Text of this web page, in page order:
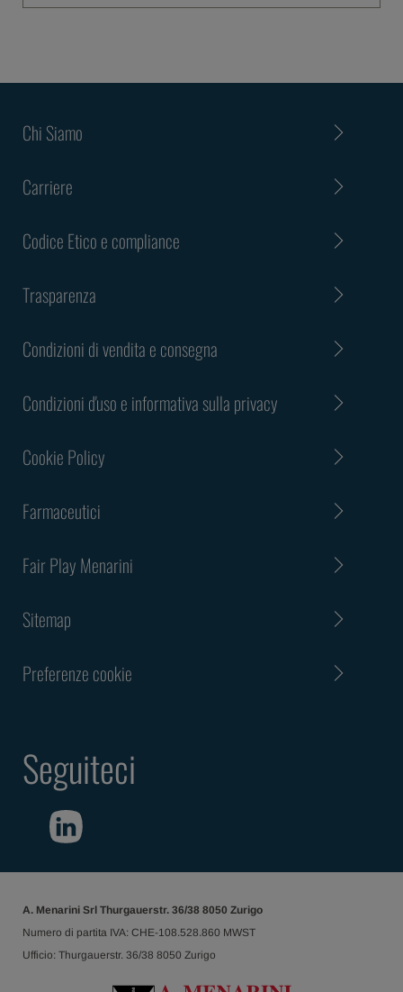
Chi Siamo
Carriere
Codice Etico e compliance
Trasparenza
Condizioni di vendita e consegna
Condizioni d'uso e informativa sulla privacy
Cookie Policy
Farmaceutici
Fair Play Menarini
Sitemap
Preferenze cookie
Seguiteci
A. Menarini Srl Thurgauerstr. 36/38 8050 Zurigo
Numero di partita IVA: CHE-108.528.860 MWST
Ufficio: Thurgauerstr. 36/38 8050 Zurigo